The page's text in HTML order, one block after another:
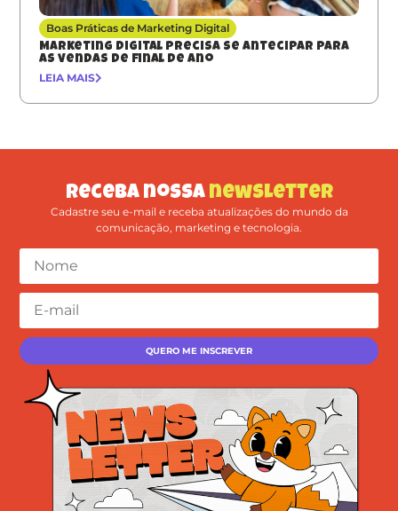
Boas Práticas de Marketing Digital
Marketing digital precisa se antecipar para
as vendas de final de ano
LEIA MAIS
Receba nossa newsletter
Cadastre seu e-mail e receba atualizações do mundo da
comunicação, marketing e tecnologia.